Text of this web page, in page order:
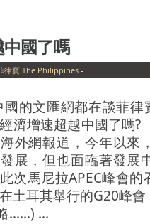
國了嗎
律賓 The Philippines-
國的文匯網都在談菲律
濟增速超越中國了嗎?
外網報道，今年以來
展，但也面臨著發展
次馬尼拉APEC峰會
土耳其舉行的G20峰
......) ...